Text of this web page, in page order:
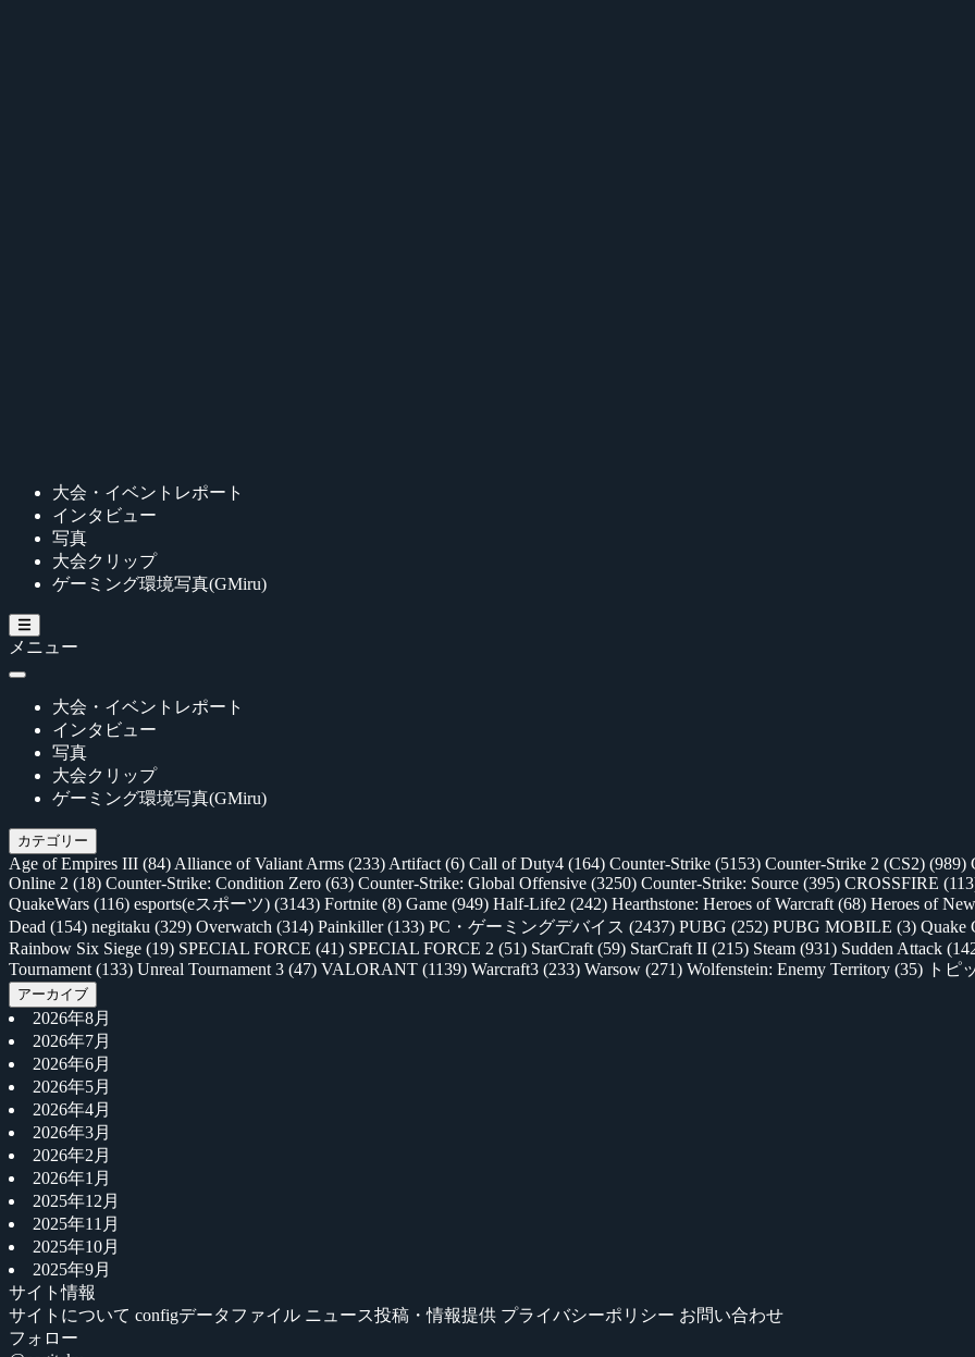
大会・イベントレポート
インタビュー
写真
大会クリップ
ゲーミング環境写真(GMiru)
メニュー
大会・イベントレポート
インタビュー
写真
大会クリップ
ゲーミング環境写真(GMiru)
カテゴリー
Age of Empires III (84) Alliance of Valiant Arms (233) Artifact (6) Call of Duty4 (164) Counter-Strike (5153) Counter-Strike 2 (CS2) (989)
Online 2 (18) Counter-Strike: Condition Zero (63) Counter-Strike: Global Offensive (3250) Counter-Strike: Source (395) CROSSFIRE
QuakeWars (116) esports(eスポーツ) (3143) Fortnite (8) Game (949) Half-Life2 (242) Hearthstone: Heroes of Warcraft (68) Heroes of
Dead (154) negitaku (329) Overwatch (314) Painkiller(133) PC・ゲーミングデバイス (2437) PUBG (252) PUBG MOBILE (3) Quake
Rainbow Six Siege (19) SPECIAL FORCE (41) SPECIAL FORCE 2 (51) StarCraft (59) StarCraft II (215) Steam (931) Sudden Attack
Tournament (133) Unreal Tournament 3 (47) VALORANT (1139) Warcraft3 (233) Warsow (271) Wolfenstein: Enemy Territory (35) トピ
アーカイブ
2026年8月
2026年7月
2026年6月
2026年5月
2026年4月
2026年3月
2026年2月
2026年1月
2025年12月
2025年11月
2025年10月
2025年9月
サイト情報
サイトについて configデータファイル ニュース投稿・情報提供 プライバシーポリシー お問い合わせ
フォロー